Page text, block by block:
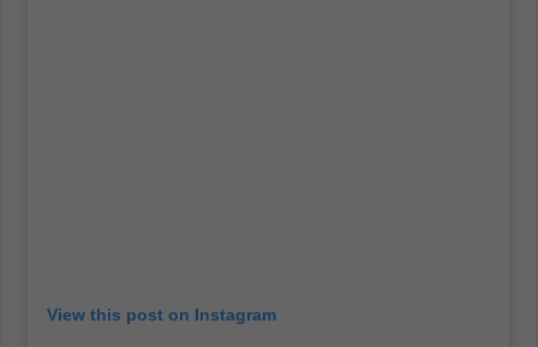
View this post on Instagram